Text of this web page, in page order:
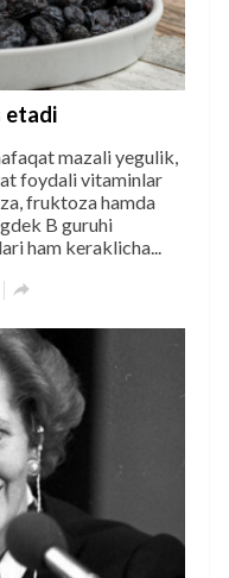
etadi
mazali yegulik,
foydali vitaminlar
fruktoza hamda
B guruhi
ham keraklicha...
